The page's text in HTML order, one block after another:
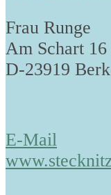
Frau Runge
Am Schart 16
D-23919
E-Mail